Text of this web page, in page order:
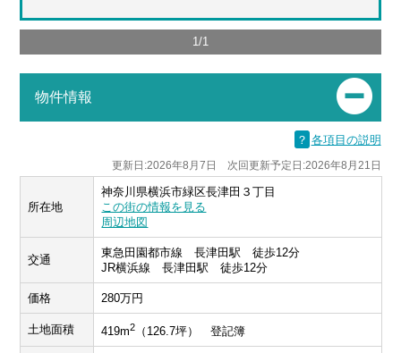
1/1
物件情報
？ 各項目の説明
更新日:2026年8月7日 次回更新予定日:2026年8月21日
所在地
神奈川県横浜市緑区長津田３丁目
この街の情報を見る
周辺地図
交通
東急田園都市線 長津田駅 徒歩12分
JR横浜線 長津田駅 徒歩12分
価格 280万円
土地面積 419m2 （126.7坪） 登記簿